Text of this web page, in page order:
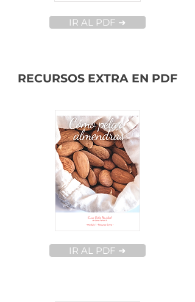
IR AL PDF ➜
RECURSOS EXTRA EN PDF
IR AL PDF ➜